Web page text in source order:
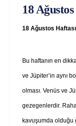
18
18 Ağustos
Bu haftanın en
ve Jüpiter’in aynı
olması. Venüs ve
gezegenlerdir.
kavuşumda olduğu